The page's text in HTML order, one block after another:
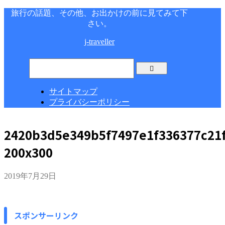
旅行の話題、その他、お出かけの前に見てみて下
さい。
j-traveller
サイトマップ
プライバシーポリシー
200x300
2019年7月29日
スポンサーリンク